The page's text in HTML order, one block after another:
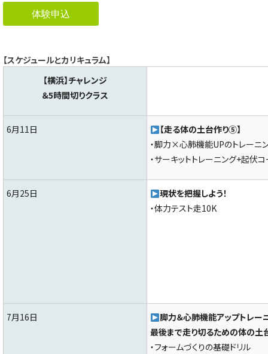
体験申込
【スケジュールとカリキュラム】
【横浜】チャレンジ
＆5時間切りクラス
6月11日
【走る体の土台作り⑤】
・脚力×心肺機能UPのトレーニ
・サーキットトレーニング+起伏
6月25日
現状を把握しよう！
・体力テスト走10K
7月16日
脚力＆心肺機能アップトレー
最後まで走り切るための体の土
・フォームづくりの基礎ドリル